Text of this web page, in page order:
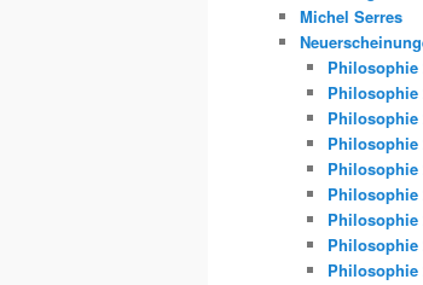
Michel Serres
Philosophie
Philosophie
Philosophie
Philosophie
Philosophie
Philosophie
Philosophie
Philosophie
Philosophie